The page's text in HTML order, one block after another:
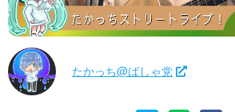
たかっち@ばしゃ党